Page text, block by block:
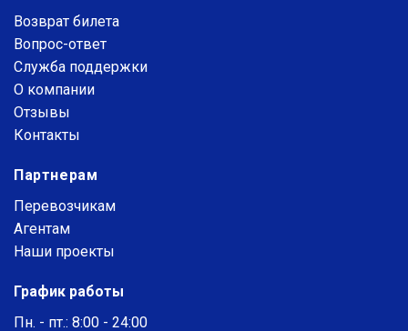
Возврат билета
Вопрос-ответ
Служба поддержки
О компании
Отзывы
Контакты
Партнерам
Перевозчикам
Агентам
Наши проекты
График работы
Пн. - пт.: 8:00 - 24:00